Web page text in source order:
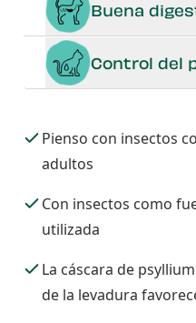
Buena
Control del
Pienso con insectos
adultos
Con insectos como
utilizada
La cáscara de
de la levadura